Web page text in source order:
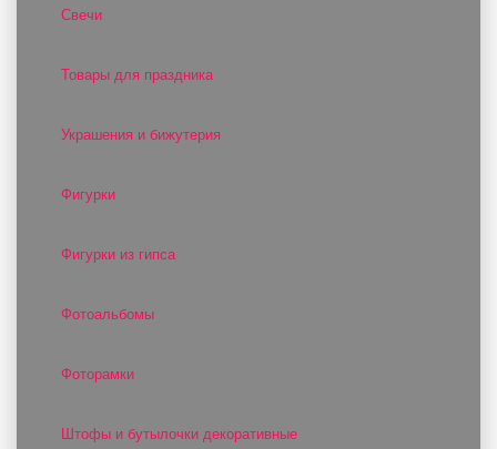
Свечи
Товары для праздника
Украшения и бижутерия
Фигурки
Фигурки из гипса
Фотоальбомы
Фоторамки
Штофы и бутылочки декоративные